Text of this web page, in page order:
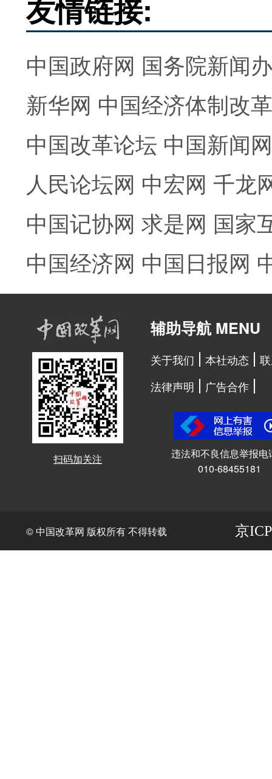
友情链接:
中国政府网 国务院新闻
新华网 中国经济体制改
中国改革论坛 中国新闻网
人民论坛网 中宏网 千龙
中国记协网 求是网 国家
中国经济网 中国日报网
扫码加关注
辅助导航 MENU
关于我们 本社动态
法律声明
广告合作
违法和不良信息举报电
010-68455181
© 中国改革网 版权所有 不得转载 京